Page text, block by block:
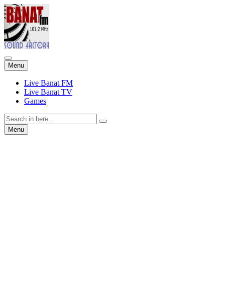
Menu Skip
to
content
Live Banat FM
Live Banat TV
Games
Search
for:Menu Skip
to